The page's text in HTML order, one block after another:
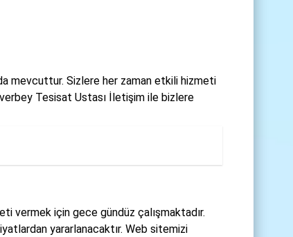
mevcuttur. Sizlere her zaman etkili hizmeti
Tesisat Ustası İletişim ile bizlere
vermek için gece gündüz çalışmaktadır.
yararlanacaktır. Web sitemizi